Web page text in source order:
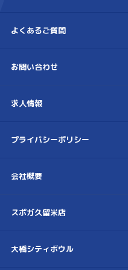
よくあるご質問
お問い合わせ
求人情報
プライバシーポリシー
会社概要
スポガ久留米店
大橋シティボウル